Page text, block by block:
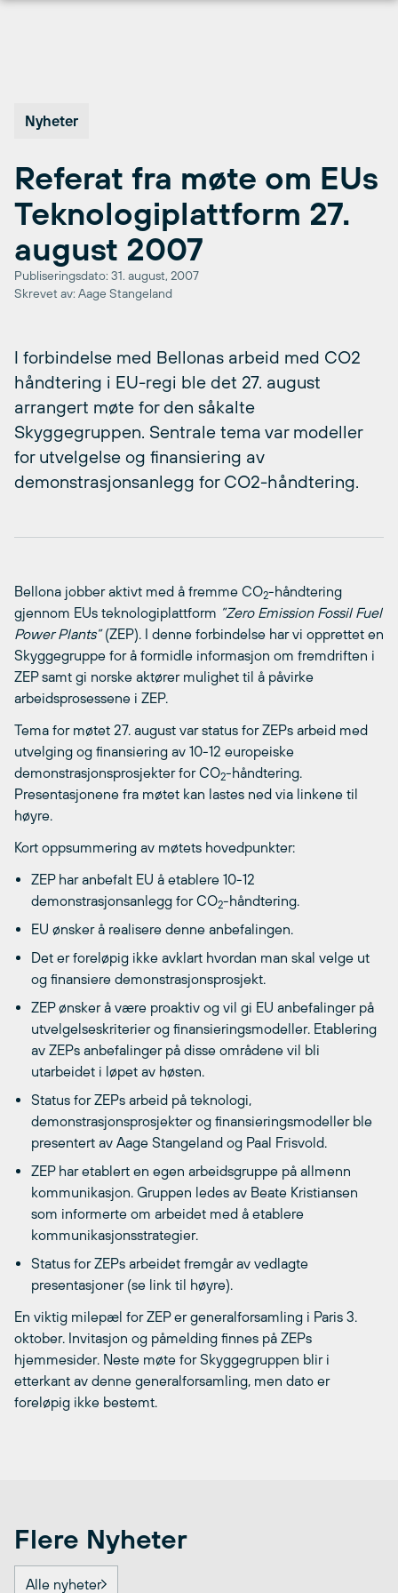
Nyheter
Referat fra møte om EUs
Teknologiplattform 27.
august 2007
Publiseringsdato: 31. august, 2007
Skrevet av: Aage Stangeland
I forbindelse med Bellonas arbeid med CO2
håndtering i EU-regi ble det 27. august
arrangert møte for den såkalte
Skyggegruppen. Sentrale tema var modeller
for utvelgelse og finansiering av
demonstrasjonsanlegg for CO2-håndtering.
Bellona jobber aktivt med å fremme CO2-håndtering
gjennom EUs teknologiplattform ”Zero Emission Fossil Fuel
Power Plants”(ZEP). I denne forbindelse har vi opprettet en
Skyggegruppe for å formidle informasjon om fremdriften i
ZEP samt gi norske aktører mulighet til å påvirke
arbeidsprosessene i ZEP.
Tema for møtet 27. august var status for ZEPs arbeid med
utvelging og finansiering av 10-12 europeiske
demonstrasjonsprosjekter for CO2-håndtering.
Presentasjonene fra møtet kan lastes ned via linkene til
høyre.
Kort oppsummering av møtets hovedpunkter:
ZEP har anbefalt EU å etablere 10-12
demonstrasjonsanlegg for CO2-håndtering.
EU ønsker å realisere denne anbefalingen.
Det er foreløpig ikke avklart hvordan man skal velge ut
og finansiere demonstrasjonsprosjekt.
ZEP ønsker å være proaktiv og vil gi EU anbefalinger på
utvelgelseskriterier og finansieringsmodeller. Etablering
av ZEPs anbefalinger på disse områdene vil bli
utarbeidet i løpet av høsten.
Status for ZEPs arbeid på teknologi,
demonstrasjonsprosjekter og finansieringsmodeller ble
presentert av Aage Stangeland og Paal Frisvold.
ZEP har etablert en egen arbeidsgruppe på allmenn
kommunikasjon. Gruppen ledes av Beate Kristiansen
som informerte om arbeidet med å etablere
kommunikasjonsstrategier.
Status for ZEPs arbeidet fremgår av vedlagte
presentasjoner (se link til høyre).
En viktig milepæl for ZEP er generalforsamling i Paris 3.
oktober. Invitasjon og påmelding finnes på ZEPs
hjemmesider. Neste møte for Skyggegruppen blir i
etterkant av denne generalforsamling, men dato er
foreløpig ikke bestemt.
Flere Nyheter
Alle nyheter